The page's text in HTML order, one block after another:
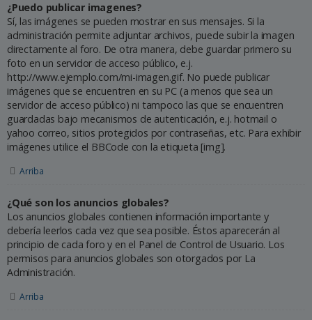
¿Puedo publicar imagenes?
Sí, las imágenes se pueden mostrar en sus mensajes. Si la
administración permite adjuntar archivos, puede subir la imagen
directamente al foro. De otra manera, debe guardar primero su
foto en un servidor de acceso público, e.j.
http://www.ejemplo.com/mi-imagen.gif. No puede publicar
imágenes que se encuentren en su PC (a menos que sea un
servidor de acceso público) ni tampoco las que se encuentren
guardadas bajo mecanismos de autenticación, e.j. hotmail o
yahoo correo, sitios protegidos por contraseñas, etc. Para exhibir
imágenes utilice el BBCode con la etiqueta [img].
Arriba
¿Qué son los anuncios globales?
Los anuncios globales contienen información importante y
debería leerlos cada vez que sea posible. Éstos aparecerán al
principio de cada foro y en el Panel de Control de Usuario. Los
permisos para anuncios globales son otorgados por La
Administración.
Arriba